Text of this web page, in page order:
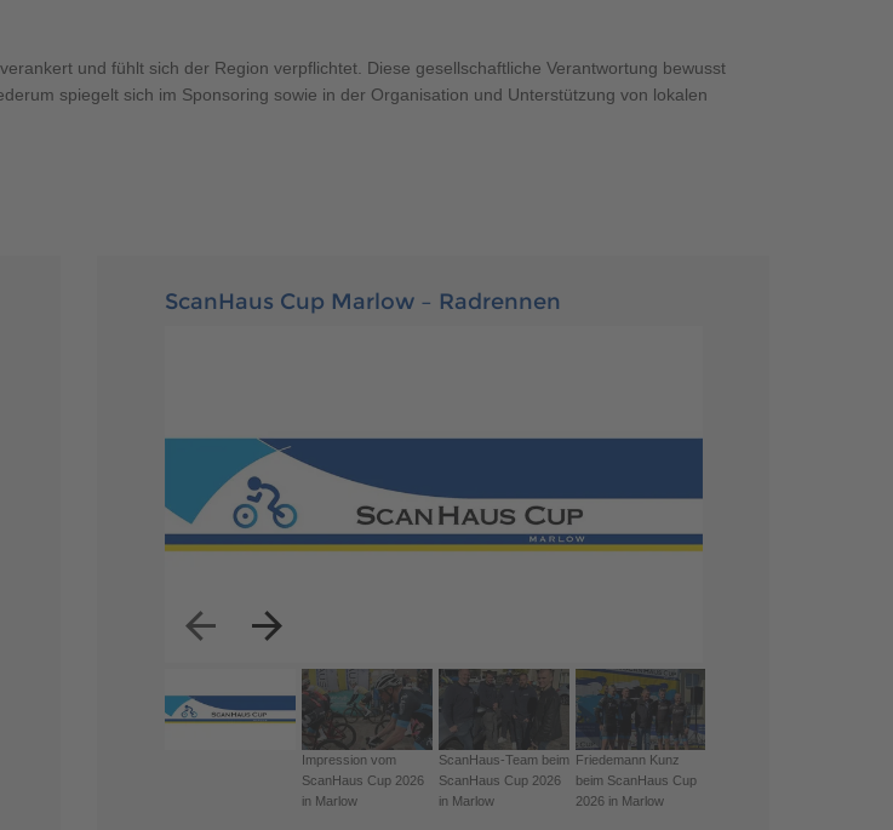
und fühlt sich der Region verpflichtet. Diese gesellschaftliche Verantwortung bewusst
spiegelt sich im Sponsoring sowie in der Organisation und Unterstützung von lokalen
ScanHaus Cup Marlow – Radrennen
Previous
Impression vom
ScanHaus Cup 2026
in Marlow
ScanHaus-Team beim
ScanHaus Cup 2026
in Marlow
Friedemann Kunz
beim ScanHaus Cup
2026 in Marlow